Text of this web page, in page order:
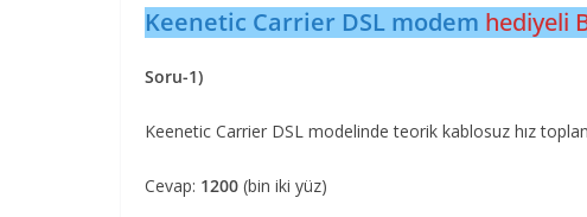
Keenetic Carrier DSL modem hediyeli
Soru-1)
Keenetic Carrier DSL modelinde teorik kablosuz hız
Cevap: 1200 (bin iki yüz)